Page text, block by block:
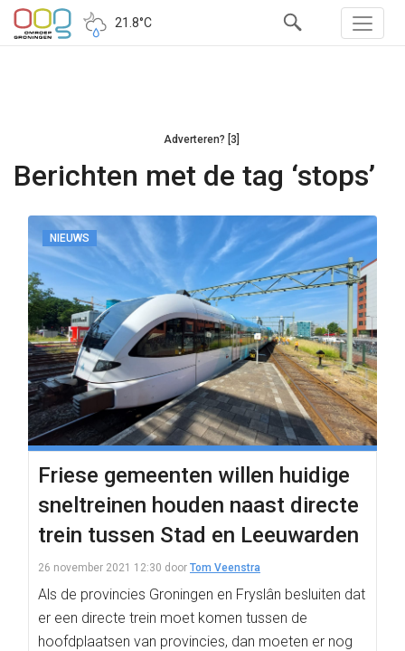
21.8°C
Adverteren? [3]
Berichten met de tag ‘stops’
NIEUWS
Friese gemeenten willen huidige
sneltreinen houden naast directe
trein tussen Stad en Leeuwarden
26 november 2021 12:30 door Tom Veenstra
Als de provincies Groningen en Fryslân besluiten dat
er een directe trein moet komen tussen de
hoofdplaatsen van provincies, dan moeten er nog